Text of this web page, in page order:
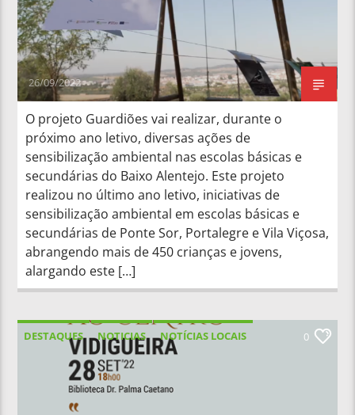
26/09/2022
O projeto Guardiões vai realizar, durante o
próximo ano letivo, diversas ações de
sensibilização ambiental nas escolas básicas e
secundárias do Baixo Alentejo. Este projeto
realizou no último ano letivo, iniciativas de
sensibilização ambiental em escolas básicas e
secundárias de Ponte Sor, Portalegre e Vila Viçosa,
abrangendo mais de 450 crianças e jovens,
alargando este […]
DESTAQUES NOTICIAS
NOTÍCIAS LOCAIS
NOTÍCIAS NACIONAIS
0